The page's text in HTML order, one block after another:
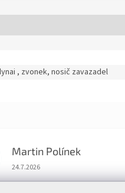
, zvonek, nosič zavazadel
Martin Polínek
Hodnocení obchodu je 5 z 5
24.7.2026